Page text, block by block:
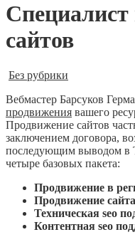
сайтов
Без рубрики
Вебмастер Барсуков
продвижения вашего
Продвижение сайтов
заключением договора,
последующим выводом в
четыре базовых пакета:
Продвижение в
Продвижение
Техническая seo
Контентная seo